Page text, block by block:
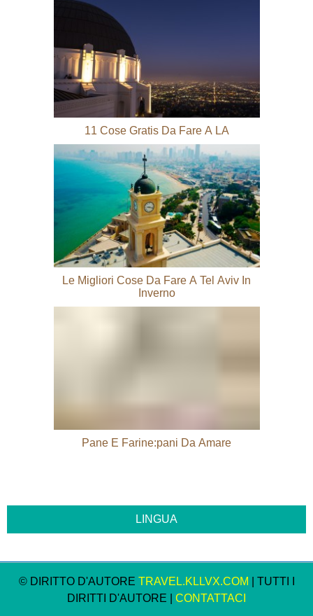
11 Cose Gratis Da Fare A LA
Le Migliori Cose Da Fare A Tel Aviv In
Inverno
Pane E Farine:pani Da Amare
© DIRITTO D'AUTORE TRAVEL.KLLVX.COM | TUTTI I
DIRITTI D'AUTORE | CONTATTACI